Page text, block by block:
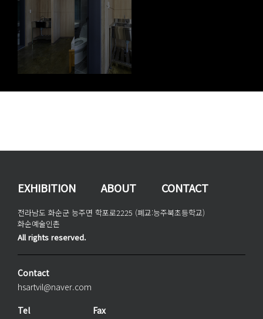
EXHIBITION ABOUT CONTACT
전라남도 화순군 능주면 학포로2225 (폐교:능주북초등학교)
화순예술인촌
All rights reserved.
Contact
hsartvil@naver.com
Tel
Fax